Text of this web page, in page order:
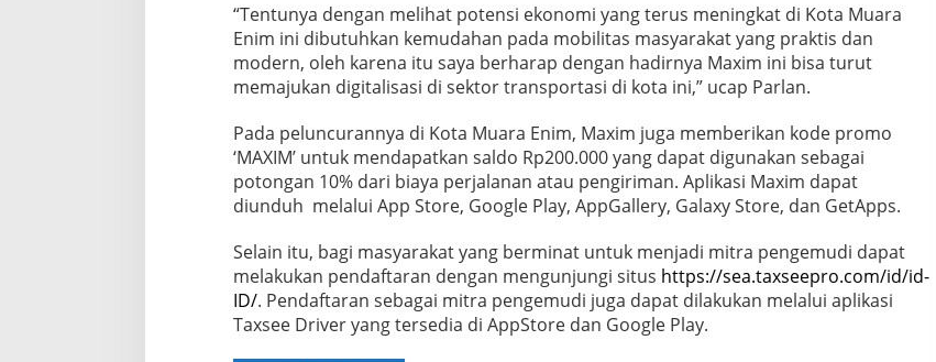
“Tentunya dengan melihat potensi ekonomi yang terus meningkat di Kota Muara
Enim ini dibutuhkan kemudahan pada mobilitas masyarakat yang praktis dan
modern, oleh karena itu saya berharap dengan hadirnya Maxim ini bisa turut
memajukan digitalisasi di sektor transportasi di kota ini,” ucap Parlan.
Pada peluncurannya di Kota Muara Enim, Maxim juga memberikan kode promo
‘MAXIM’ untuk mendapatkan saldo Rp200.000 yang dapat digunakan sebagai
potongan 10% dari biaya perjalanan atau pengiriman. Aplikasi Maxim dapat
diunduh melalui App Store, Google Play, AppGallery, Galaxy Store, dan GetApps.
Selain itu, bagi masyarakat yang berminat untuk menjadi mitra pengemudi dapat
melakukan pendaftaran dengan mengunjungi situs https://sea.taxseepro.com/id/id-
ID/. Pendaftaran sebagai mitra pengemudi juga dapat dilakukan melalui aplikasi
Taxsee Driver yang tersedia di AppStore dan Google Play.